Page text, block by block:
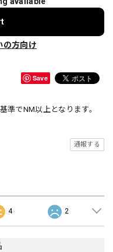
の方向け
Save
準でNM以上となります。
通報する
4 2